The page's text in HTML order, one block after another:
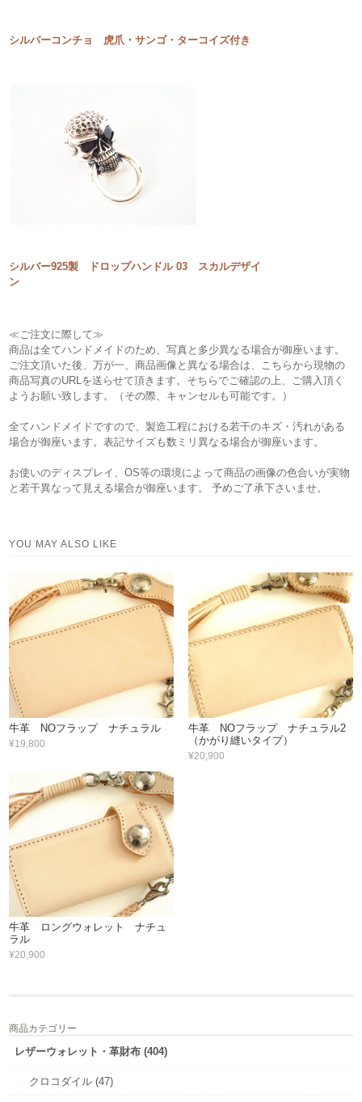
シルバーコンチョ 虎爪・サンゴ・ターコイズ付き
シルバー925製 ドロップハンドル 03 スカルデザイ
ン
≪ご注文に際して≫
商品は全てハンドメイドのため、写真と多少異なる場合が御座います。
ご注文頂いた後、万が一、商品画像と異なる場合は、こちらから現物の
商品写真のURLを送らせて頂きます。そちらでご確認の上、ご購入頂く
ようお願い致します。（その際、キャンセルも可能です。）
全てハンドメイドですので、製造工程における若干のキズ・汚れがある
場合が御座います。表記サイズも数ミリ異なる場合が御座います。
お使いのディスプレイ、OS等の環境によって商品の画像の色合いが実物
と若干異なって見える場合が御座います。 予めご了承下さいませ。
YOU MAY ALSO LIKE
牛革 NOフラップ ナチュラル
¥19,800
牛革 NOフラップ ナチュラル2
（かがり縫いタイプ）
¥20,900
牛革 ロングウォレット ナチュ
ラル
¥20,900
商品カテゴリー
レザーウォレット・革財布 (404)
クロコダイル (47)